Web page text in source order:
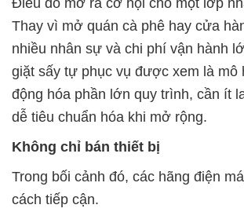
Thay vì mở quán cà phê hay cửa
nhiều nhân sự và chi phí vận hành
giặt sấy tự phục vụ được xem là mô
động hóa phần lớn quy trình, cần ít
dễ tiêu chuẩn hóa khi mở rộng.
Không chỉ bán thiết bị
Trong bối cảnh đó, các hãng điện
cách tiếp cận.